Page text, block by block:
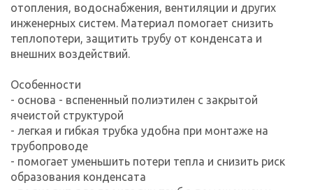
отопления, водоснабжения, вентиляции и других
инженерных систем. Материал помогает снизить
теплопотери, защитить трубу от конденсата и
внешних воздействий.
Особенности
- основа - вспененный полиэтилен с закрытой
ячеистой структурой
- легкая и гибкая трубка удобна при монтаже на
трубопроводе
- помогает уменьшить потери тепла и снизить риск
образования конденсата